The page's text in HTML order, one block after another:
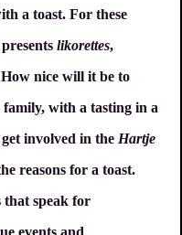
a toast. For these
presents likorettes,
nice will it be to
with a tasting in a
involved in the Hartje
reasons for a toast.
that speak for
events and